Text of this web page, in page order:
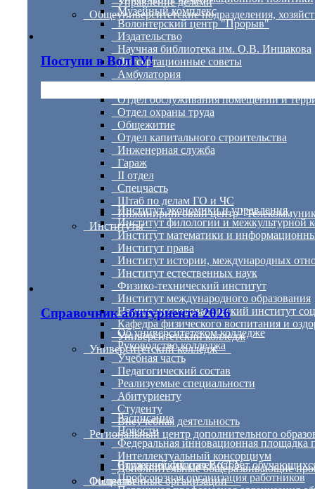
Общеуниверситетские подразделения,
Музейный комплекс
Волонтерский центр "Прорыв"
Издательство
Научная библиотека им. О.В. Иншакова
Диссертационные советы
Амбулатория
Отдел обслуживания помещений и
Отдел охраны труда
Общежитие
Отдел капитального строительства
Инженерная служба
Гараж
II отдел
Спецчасть
Штаб по делам ГО и ЧС
Инжиниринговый центр
Институты
Институт экономики и управления
Институт филологии и межкультурной
Институт математики и
Институт права
Институт истории, международных
Институт естественных наук
Физико-технический институт
Институт международного образования
Научно-исследовательский институт
Кафедра физического воспитания и
Университетский колледж
Университетский колледж
Об университетском колледже
Руководство колледжа
Учебная часть
Педагогический состав
Реализуемые специальности
Абитуриенту
Студенту
Внеучебная деятельность
Региональный центр дополнительного
Расписание
Новости
Федеральная инновационная площадка
Интеллектуальный консорциум
Дополнительные общеразвивающие
Филиалы
Волжский филиал ВолГУ
Общественные организации
Студенческий совет (Совет
Профсоюзная организация работников
Поступи в ВолГУ!
Справочник абитуриента 2026